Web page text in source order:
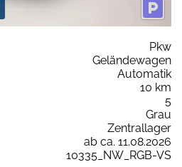
Pkw
Geländewagen
Automatik
10 km
5
Grau
Zentrallager
ab ca. 11.08.2026
10335_NW_RGB-VS